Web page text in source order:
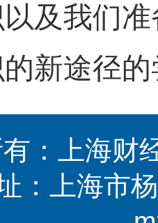
及我们
新途径
：上海财
：上海市